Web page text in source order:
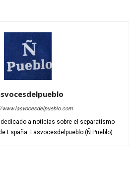
a noticias sobre el separatismo
España. Lasvocesdelpueblo (Ñ Pueblo)